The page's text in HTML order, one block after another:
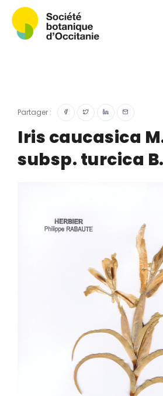
Herbier PCPR
Ressources
Partager :
Iris caucasica
subsp. turcica